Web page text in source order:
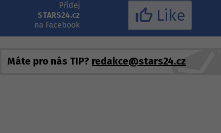
Přidej
STARS24.cz
na Facebook
Like
Máte pro nás TIP? redakce@stars24.cz